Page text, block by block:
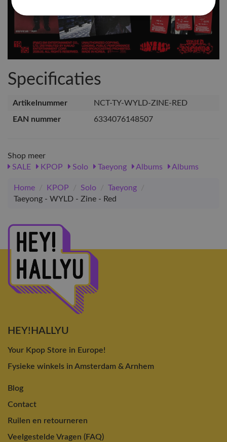
Specificaties
Artikelnummer
NCT-TY-WYLD-ZINE-RED
EAN nummer
6334076148507
Shop meer
SALE
KPOP Solo Taeyong Albums Albums
Home / KPOP / Solo / Taeyong
/
Taeyong - WYLD - Zine - Red
HEY!HALLYU
Your Kpop Store in Europe!
Fysieke winkels in Amsterdam & Arnhem
Blog
Contact
Ruilen en retourneren
Veelgestelde Vragen (FAQ)